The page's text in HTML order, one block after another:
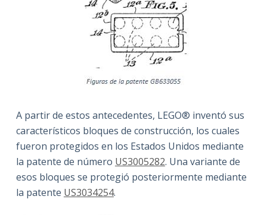
A partir de estos antecedentes, LEGO® inventó sus
característicos bloques de construcción, los cuales
fueron protegidos en los Estados Unidos mediante
la patente de número US3005282. Una variante de
esos bloques se protegió posteriormente mediante
la patente US3034254.